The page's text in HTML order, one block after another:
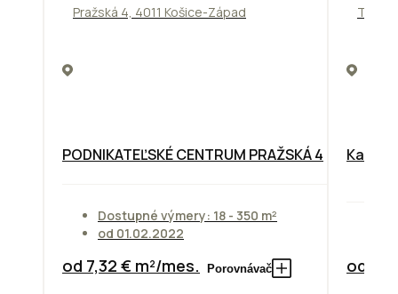
Pražská 4, 4011 Košice-Západ
PODNIKATEĽSKÉ CENTRUM PRAŽSKÁ 4
Dostupné výmery: 18 - 350 m²
od 01.02.2022
od 7,32 € m²/mes. Porovnávač od